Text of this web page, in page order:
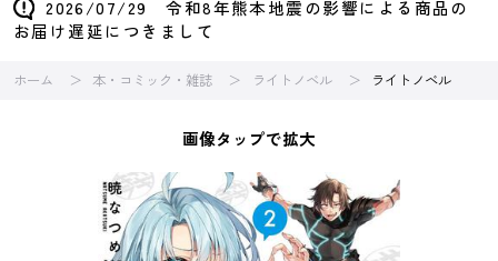
2026/07/29 令和8年熊本地震の影響による商品の
お届け遅延につきまして
ホーム 本・コミック・雑誌 ライトノベル ライトノベル
画像タップで拡大